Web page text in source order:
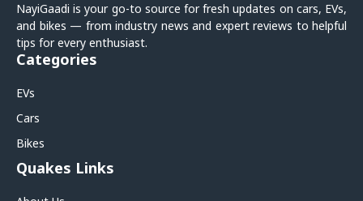
NayiGaadi is your go-to source for fresh updates on cars, EVs,
and bikes — from industry news and expert reviews to helpful
tips for every enthusiast.
Categories
EVs
Cars
Bikes
Quakes Links